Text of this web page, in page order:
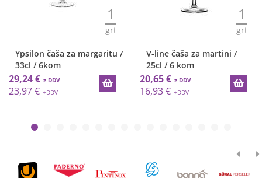
čaša za margaritu /
/ 6kom
€
€
V-line čaša za martini /
25cl / 6 kom
20,65 €
16,93 €